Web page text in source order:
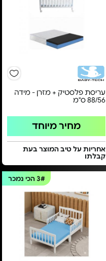
עריסת פלסטיק + מזרן - מידה
88/56 ס"מ
מחיר מיוחד
אחריות על טיב המוצר בעת
קבלתו
3#הכי נמכר